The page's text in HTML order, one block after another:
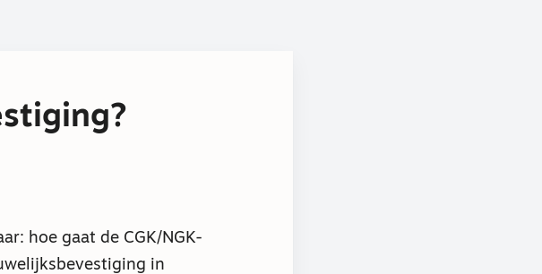
hoe gaat de CGK/NGK-
in